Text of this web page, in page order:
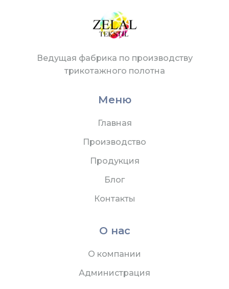
Ведущая фабрика по производству
трикотажного полотна
Меню
Главная
Производство
Продукция
Блог
Контакты
О нас
О компании
Администрация